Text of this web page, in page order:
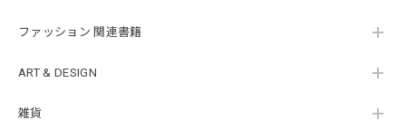
ファッション 関連書籍
ART & DESIGN
雑貨